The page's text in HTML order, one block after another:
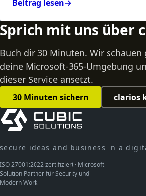
Beitrag lesen→
Sprich mit uns über
Buch dir 30 Minuten. Wir schauen
deine Microsoft-365-Umgebung
dieser Service ansetzt.
30 Minuten sichern clarios
secure ideas and business in a
ISO 27001:2022 zertifiziert · Microsoft
Solution Partner für Security und
Modern Work